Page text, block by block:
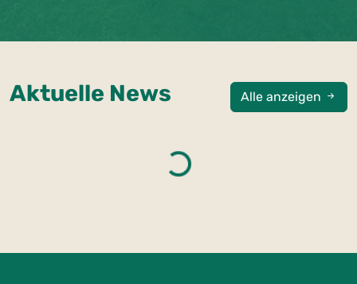
Aktuelle News Alle anzeigen
Loading...